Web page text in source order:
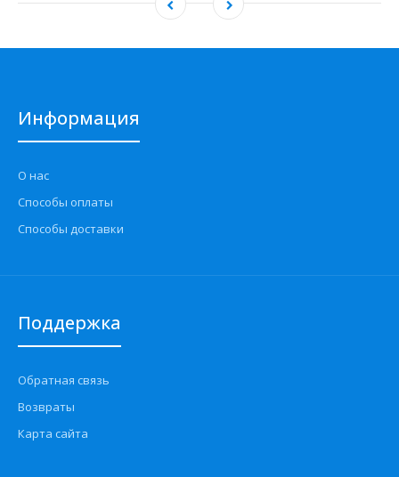
Информация
О нас
Способы оплаты
Способы доставки
Поддержка
Обратная связь
Возвраты
Карта сайта